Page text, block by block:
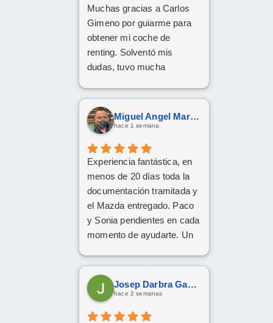
Muchas gracias a Carlos
Gimeno por guiarme para
obtener mi coche de
renting. Solventó mis
dudas, tuvo mucha
encantado. Gracias Carlos!
Miguel Angel Martín González
hace 1 semana
Experiencia fantástica, en
menos de 20 días toda la
documentación tramitada y
el Mazda entregado. Paco
y Sonia pendientes en cada
momento de ayudarte. Un
Josep Darbra Gaset
hace 2 semanas